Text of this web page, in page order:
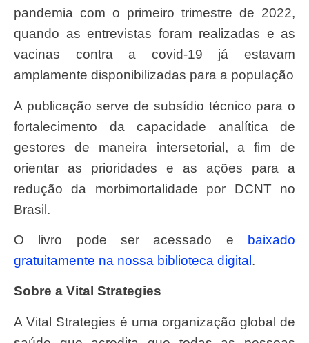
pandemia com o primeiro trimestre de 2022,
quando as entrevistas foram realizadas e as
vacinas contra a covid-19 já estavam
amplamente disponibilizadas para a população
A publicação serve de subsídio técnico para o
fortalecimento da capacidade analítica de
gestores de maneira intersetorial, a fim de
orientar as prioridades e as ações para a
redução da morbimortalidade por DCNT no
Brasil.
O livro pode ser acessado e
baixado
gratuitamente na nossa biblioteca digital .
Sobre a Vital Strategies
A Vital Strategies é uma organização global de